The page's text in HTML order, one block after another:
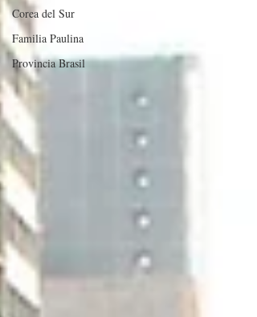
Corea del Sur
Familia Paulina
Provincia Brasil